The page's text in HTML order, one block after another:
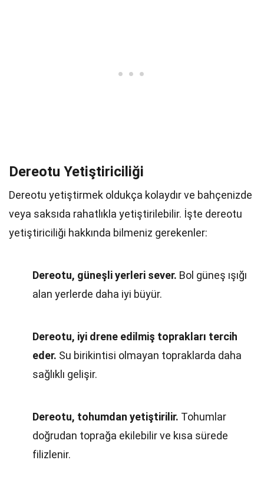
Dereotu Yetiştiriciliği
Dereotu yetiştirmek oldukça kolaydır ve bahçenizde
veya saksıda rahatlıkla yetiştirilebilir. İşte dereotu
yetiştiriciliği hakkında bilmeniz gerekenler:
Dereotu, güneşli yerleri sever. Bol güneş ışığı
alan yerlerde daha iyi büyür.
Dereotu, iyi drene edilmiş toprakları tercih
eder. Su birikintisi olmayan topraklarda daha
sağlıklı gelişir.
Dereotu, tohumdan yetiştirilir. Tohumlar
doğrudan toprağa ekilebilir ve kısa sürede
filizlenir.